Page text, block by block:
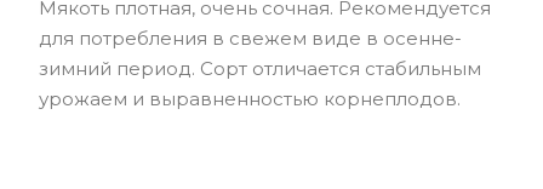
Мякоть плотная, очень сочная. Рекомендуется
для потребления в свежем виде в осенне-
зимний период. Сорт отличается стабильным
урожаем и выравненностью корнеплодов.